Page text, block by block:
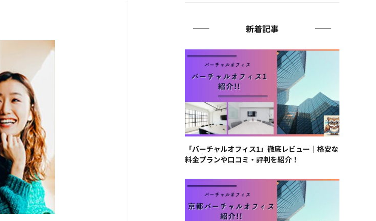
新着記事
「バーチャルオフィス1」徹底レビュー｜格安な
料金プランや口コミ・評判を紹介！